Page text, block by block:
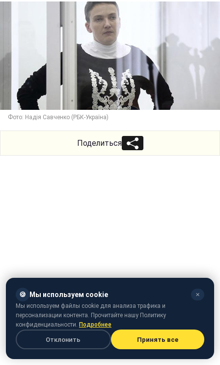
Фото: Надія Савченко (РБК-Україна)
Поделиться
🍪 Мы используем cookie ✕
Мы используем файлы cookie для анализа трафика и
персонализации контента. Прочитайте нашу Политику
конфиденциальности. Подробнее
Отклонить Принять все